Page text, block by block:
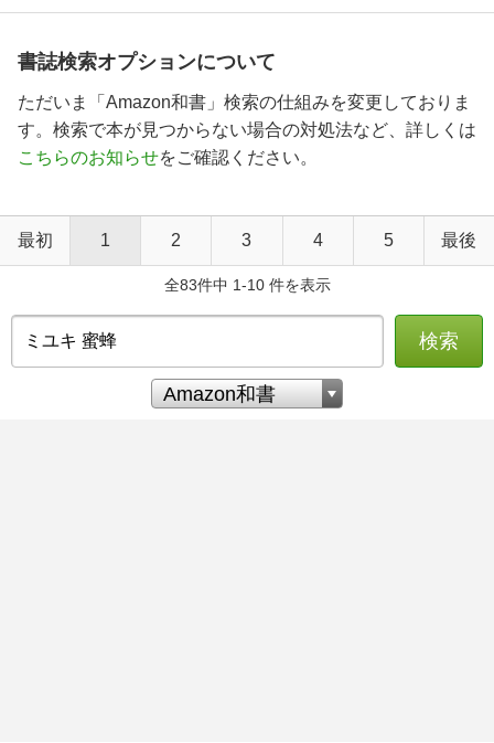
書誌検索オプションについて
ただいま「Amazon和書」検索の仕組みを変更しておりま
す。検索で本が見つからない場合の対処法など、詳しくは
こちらのお知らせをご確認ください。
最初 1 2 3 4 5 最後
全83件中 1-10 件を表示
検索